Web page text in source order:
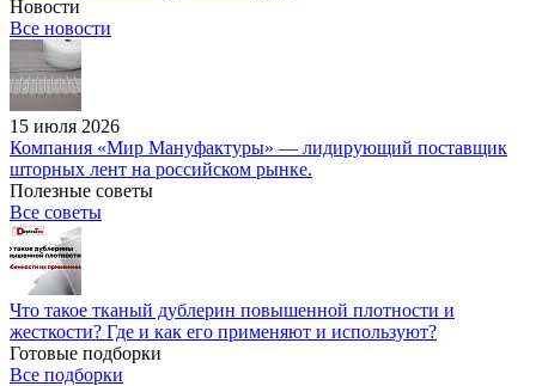
Новости
Все новости
15 июля 2026
Компания «Мир Мануфактуры» — лидирующий поставщик
шторных лент на российском рынке.
Полезные советы
Все советы
Что такое тканый дублерин повышенной плотности и
жесткости? Где и как его применяют и используют?
Готовые подборки
Все подборки